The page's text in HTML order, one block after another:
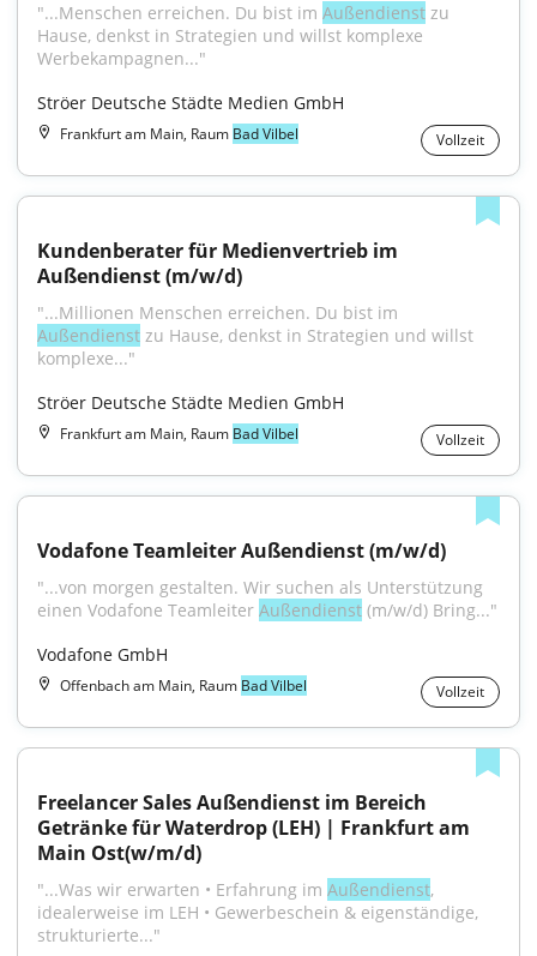
"...Menschen erreichen. Du bist im Außendienst zu
Hause, denkst in Strategien und willst komplexe
Werbekampagnen..."
Ströer Deutsche Städte Medien GmbH
Frankfurt am Main, Raum Bad Vilbel Vollzeit
Kundenberater für Medienvertrieb im
Außendienst (m/w/d)
Außendienst zu Hause, denkst in Strategien und willst
komplexe..."
Ströer Deutsche Städte Medien GmbH
Frankfurt am Main, Raum Bad Vilbel Vollzeit
Vodafone Teamleiter Außendienst (m/w/d)
"...von morgen gestalten. Wir suchen als Unterstützung
einen Vodafone Teamleiter Außendienst (m/w/d) Bring..."
Vodafone GmbH
Offenbach am Main, Raum Bad Vilbel Vollzeit
Freelancer Sales Außendienst im Bereich
Getränke für Waterdrop (LEH) | Frankfurt am
Main Ost(w/m/d)
"...Was wir erwarten • Erfahrung im Außendienst,
idealerweise im LEH • Gewerbeschein & eigenständige,
strukturierte..."